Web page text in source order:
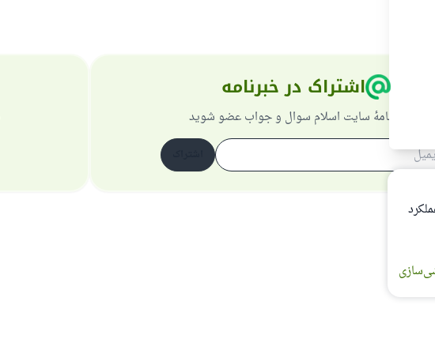
اشتراک در خبرنامه
در خبرنامهٔ سایت اسلام سوال و جواب عضو شوید